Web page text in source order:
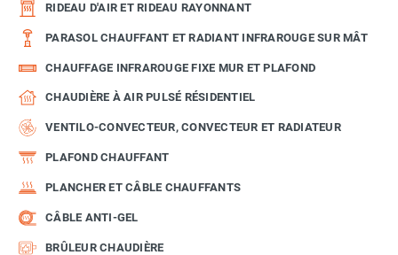
RIDEAU D'AIR ET RIDEAU RAYONNANT
PARASOL CHAUFFANT ET RADIANT INFRAROUGE SUR MÂT
CHAUFFAGE INFRAROUGE FIXE MUR ET PLAFOND
CHAUDIÈRE À AIR PULSÉ RÉSIDENTIEL
VENTILO-CONVECTEUR, CONVECTEUR ET RADIATEUR
PLAFOND CHAUFFANT
PLANCHER ET CÂBLE CHAUFFANTS
CÂBLE ANTI-GEL
BRÛLEUR CHAUDIÈRE